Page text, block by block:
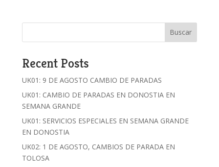
Buscar
Recent Posts
UK01: 9 DE AGOSTO CAMBIO DE PARADAS
UK01: CAMBIO DE PARADAS EN DONOSTIA EN
SEMANA GRANDE
UK01: SERVICIOS ESPECIALES EN SEMANA GRANDE
EN DONOSTIA
UK02: 1 DE AGOSTO, CAMBIOS DE PARADA EN
TOLOSA